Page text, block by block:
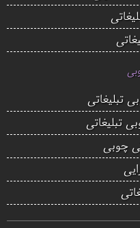
تبلیغاتی
تبلیغاتی
چوبی